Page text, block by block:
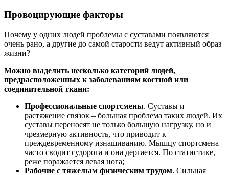
Провоцирующие факторы
Почему у одних людей проблемы с суставами появляются
очень рано, а другие до самой старости ведут активный образ
жизни?
Можно выделить несколько категорий людей,
предрасположенных к заболеваниям костной или
соединительной ткани:
Профессиональные спортсмены. Суставы и
растяжение связок – большая проблема таких людей. Их
суставы переносят не только большую нагрузку, но и
чрезмерную активность, что приводит к
преждевременному изнашиванию. Мышцу спортсмена
часто сводит судорога и она дергается. По статистике,
реже поражается левая нога;
Рабочие с тяжелым физическим трудом. Сильная